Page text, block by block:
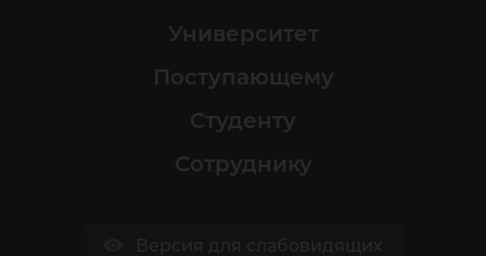
Университет
Поступающему
Студенту
Сотруднику